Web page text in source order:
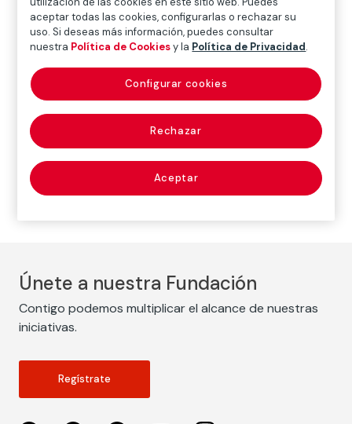
OAA (Organisation
des Assurances
Africaines)
Organización de Seguros Africanos.
Únete a nuestra Fundación
Contigo podemos multiplicar el alcance de nuestras
iniciativas.
Regístrate
aceptar todas las cookies, configurarlas o rechazar su
uso. Si deseas más información, puedes consultar
nuestra Política de Cookiesy la Política de Privacidad.
Rechazar
Aceptar
Configurar cookies